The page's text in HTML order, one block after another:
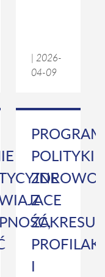
2026-
04-09
PROGRAM
POLITYKI
Z
ZAKRESU
I